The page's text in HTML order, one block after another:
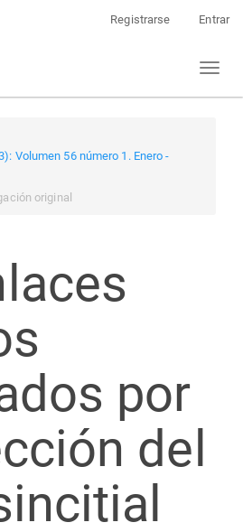
Registrarse Entrar
Toggle
Volumen 56 número 1. Enero -
original
por
del